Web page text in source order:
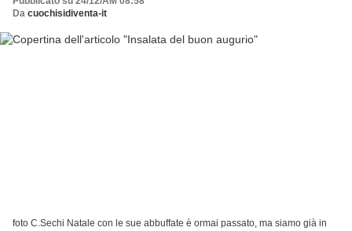
Da cuochisidiventa-it
foto C.Sechi Natale con le sue abbuffate è ormai passato, ma siamo già in